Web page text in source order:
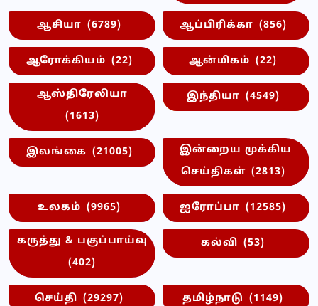
ஆசியா (6789) ஆப்பிரிக்கா (856)
ஆரோக்கியம் (22) ஆன்மிகம் (22)
ஆஸ்திரேலியா
(1613)
இந்தியா (4549)
இலங்கை (21005)
இன்றைய முக்கிய
செய்திகள் (2813)
உலகம் (9965) ஐரோப்பா (12585)
கருத்து & பகுப்பாய்வு
(402)
கல்வி (53)
செய்தி (29297) தமிழ்நாடு (1149)